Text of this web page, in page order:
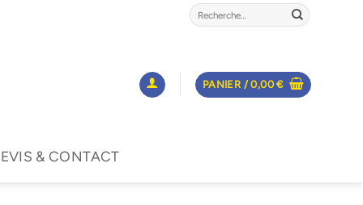
Recherche
pour :
PANIER /0,00€
& CONTACT